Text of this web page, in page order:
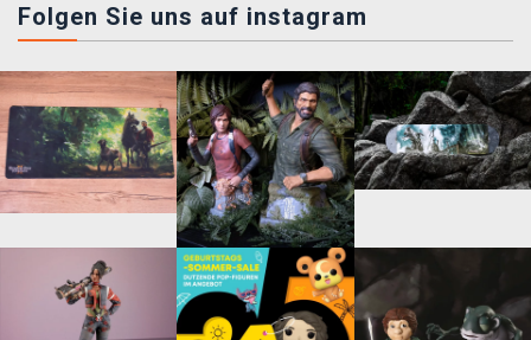
Folgen Sie uns auf instagram